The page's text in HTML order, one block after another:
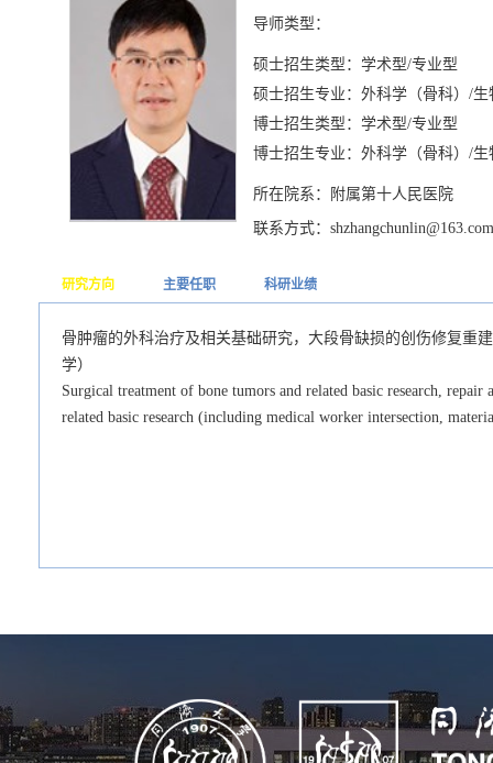
导师类型：
硕士招生类型：学术型/专业型
硕士招生专业：外科学（骨科）/生
博士招生类型：学术型/专业型
博士招生专业：外科学（骨科）/生
所在院系：附属第十人民医院
联系方式：shzhangchunlin@163.com
研究方向 主要任职 科研业绩
骨肿瘤的外科治疗及相关基础研究，大段骨缺损的创伤修复重
学）
Surgical treatment of bone tumors and related basic research, repair
related basic research (including medical worker intersection,